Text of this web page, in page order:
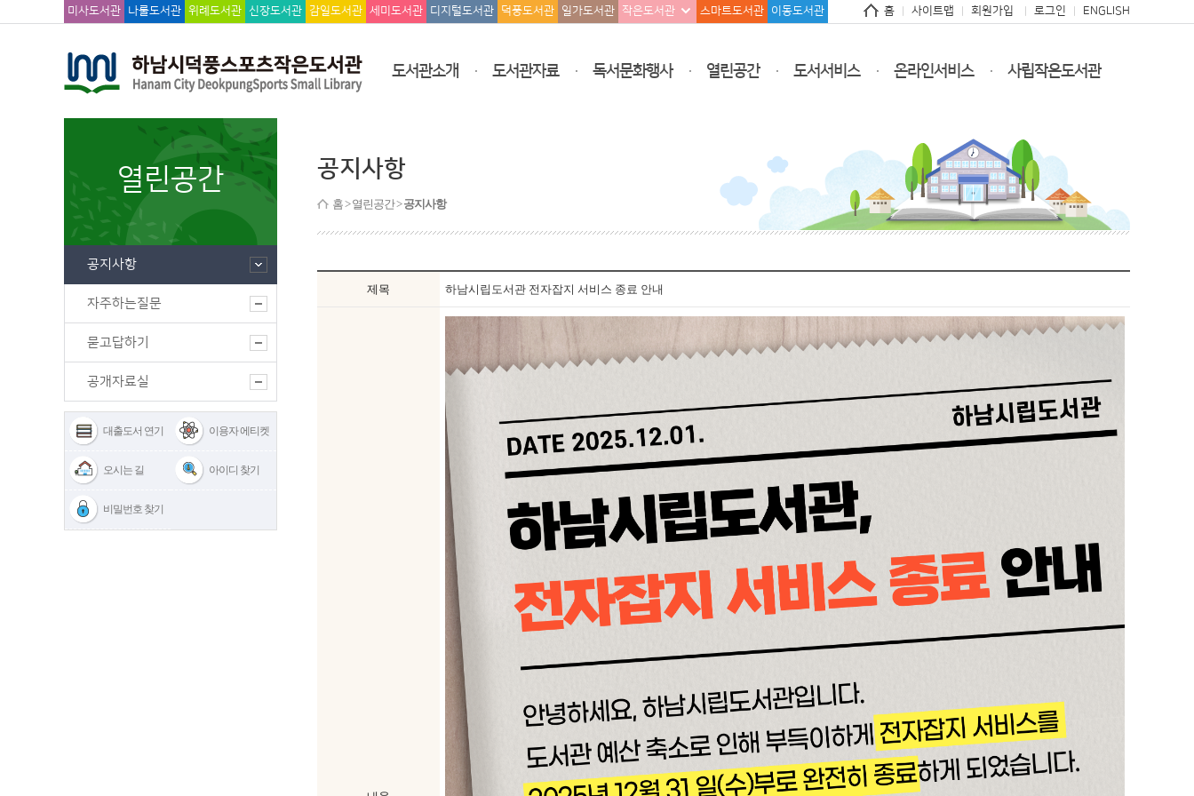
미사도서관 나룰도서관 위례도서관 신장도서관 감일도서관 세미도서관 디지털도서관 덕풍도서관 일가도서관 작은도서관 스마트도서관 이동도서관 홈 사이트맵 회원가입 로그인 ENGLISH
도서관소개 도서관자료 독서문화행사 열린공간 도서서비스 온라인서비스 사립작은도서관
열린공간
공지사항
자주하는질문
묻고답하기
공개자료실
대출도서 연기 이용자 에티켓
오시는 길 아이디 찾기
비밀번호 찾기
공지사항
홈> 열린공간 >공지사항
제목 하남시립도서관 전자잡지 서비스 종료 안내